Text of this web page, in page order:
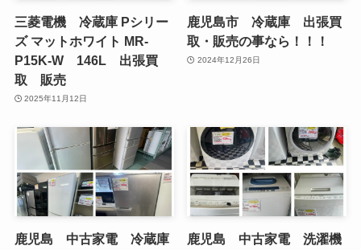
三菱電機 冷蔵庫 Pシリー
ズ マットホワイト MR-
P15K-W 146L 出張買
取 販売
2025年11月12日
鹿児島市 冷蔵庫 出張買
取・販売の事なら！！！
2024年12月26日
鹿児島 中古家電 冷蔵庫
鹿児島 中古家電 洗濯機